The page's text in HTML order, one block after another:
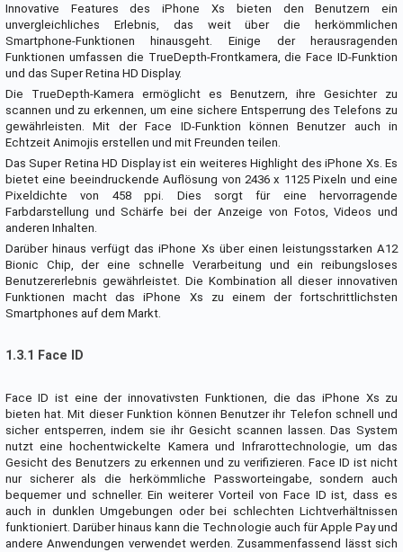
Innovative Features des iPhone Xs bieten den Benutzern ein
unvergleichliches Erlebnis, das weit über die herkömmlichen
Smartphone-Funktionen hinausgeht. Einige der herausragenden
Funktionen umfassen die TrueDepth-Frontkamera, die Face ID-Funktion
und das Super Retina HD Display.
Die TrueDepth-Kamera ermöglicht es Benutzern, ihre Gesichter zu
scannen und zu erkennen, um eine sichere Entsperrung des Telefons zu
gewährleisten. Mit der Face ID-Funktion können Benutzer auch in
Echtzeit Animojis erstellen und mit Freunden teilen.
Das Super Retina HD Display ist ein weiteres Highlight des iPhone Xs. Es
bietet eine beeindruckende Auflösung von 2436 x 1125 Pixeln und eine
Pixeldichte von 458 ppi. Dies sorgt für eine hervorragende
Farbdarstellung und Schärfe bei der Anzeige von Fotos, Videos und
anderen Inhalten.
Darüber hinaus verfügt das iPhone Xs über einen leistungsstarken A12
Bionic Chip, der eine schnelle Verarbeitung und ein reibungsloses
Benutzererlebnis gewährleistet. Die Kombination all dieser innovativen
Funktionen macht das iPhone Xs zu einem der fortschrittlichsten
Smartphones auf dem Markt.
1.3.1 Face ID
Face ID ist eine der innovativsten Funktionen, die das iPhone Xs zu
bieten hat. Mit dieser Funktion können Benutzer ihr Telefon schnell und
sicher entsperren, indem sie ihr Gesicht scannen lassen. Das System
nutzt eine hochentwickelte Kamera und Infrarottechnologie, um das
Gesicht des Benutzers zu erkennen und zu verifizieren. Face ID ist nicht
nur sicherer als die herkömmliche Passworteingabe, sondern auch
bequemer und schneller. Ein weiterer Vorteil von Face ID ist, dass es
auch in dunklen Umgebungen oder bei schlechten Lichtverhältnissen
funktioniert. Darüber hinaus kann die Technologie auch für Apple Pay und
andere Anwendungen verwendet werden. Zusammenfassend lässt sich